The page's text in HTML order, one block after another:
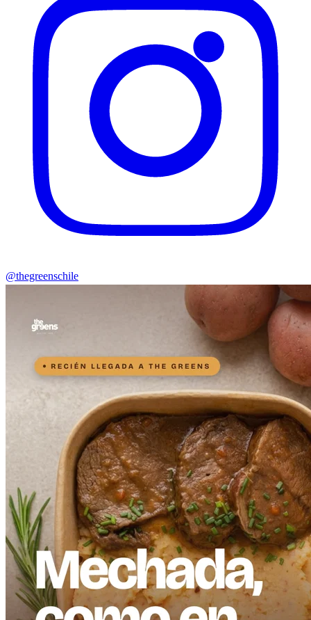
@thegreenschile